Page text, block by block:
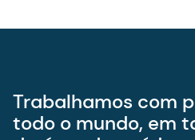
Trabalhamos com
todo o mundo, em